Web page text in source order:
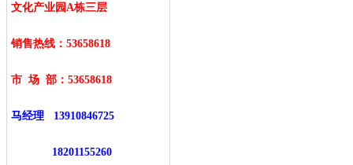
文化产业园A栋三层
销售热线：53658618
市 场 部： 53658618
马经理 13910846725
18201155260